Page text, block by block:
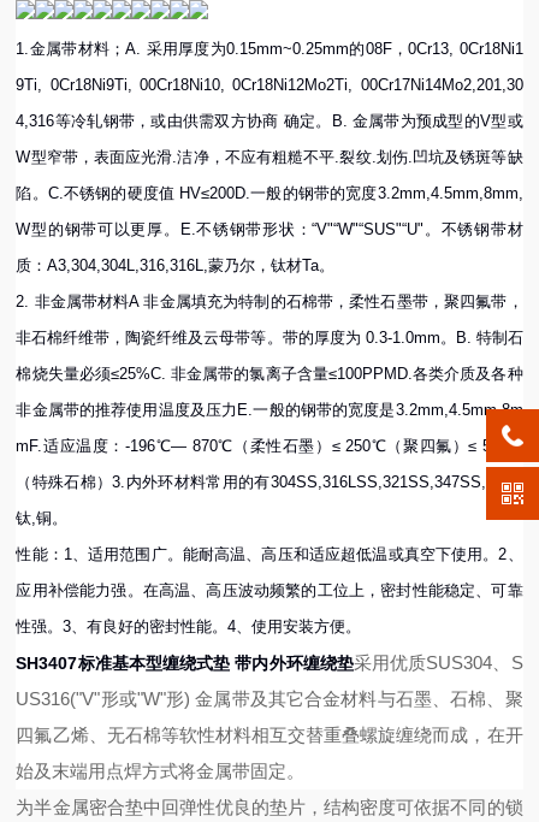
1.金属带材料；A. 采用厚度为0.15mm~0.25mm的08F，0Cr13, 0Cr18Ni1
9Ti, 0Cr18Ni9Ti, 00Cr18Ni10, 0Cr18Ni12Mo2Ti, 00Cr17Ni14Mo2,201,30
4,316等冷轧钢带，或由供需双方协商 确定。B. 金属带为预成型的V型或
W型窄带，表面应光滑.洁净，不应有粗糙不平.裂纹.划伤.凹坑及锈斑等缺
陷。C.不锈钢的硬度值 HV≤200D.一般的钢带的宽度3.2mm,4.5mm,8mm,
W型的钢带可以更厚。E.不锈钢带形状：“V"“W"“SUS"“U"。不锈钢带材
质：A3,304,304L,316,316L,蒙乃尔，钛材Ta。
2. 非金属带材料A 非金属填充为特制的石棉带，柔性石墨带，聚四氟带，
非石棉纤维带，陶瓷纤维及云母带等。带的厚度为 0.3-1.0mm。B. 特制石
棉烧失量必须≤25%C. 非金属带的氯离子含量≤100PPMD.各类介质及各种
非金属带的推荐使用温度及压力E.一般的钢带的宽度是3.2mm,4.5mm,8m
mF.适应温度：-196℃— 870℃（柔性石墨）≤ 250℃（聚四氟）≤ 500℃
（特殊石棉）3.内外环材料常用的有304SS,316LSS,321SS,347SS,碳钢,
钛,铜。
性能：1、适用范围广。能耐高温、高压和适应超低温或真空下使用。2、
应用补偿能力强。在高温、高压波动频繁的工位上，密封性能稳定、可靠
性强。3、有良好的密封性能。4、使用安装方便。
SH3407标准基本型缠绕式垫 带内外环缠绕垫采用优质SUS304、S
US316("V"形或"W"形) 金属带及其它合金材料与石墨、石棉、聚
四氟乙烯、无石棉等软性材料相互交替重叠螺旋缠绕而成，在开
始及末端用点焊方式将金属带固定。
为半金属密合垫中回弹性优良的垫片，结构密度可依据不同的锁